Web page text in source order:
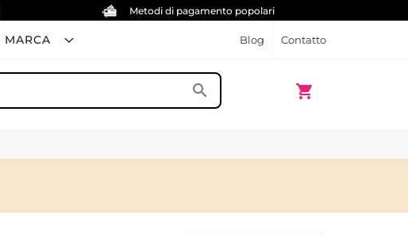
Metodi di pagamento popolari
MARCA Blog Contatto
shopping_cart
Carrello
search